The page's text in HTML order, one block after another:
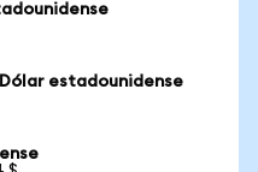
estadounidense